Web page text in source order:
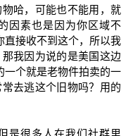
哈，可能也不能用，就
因素也是因为你区域不
直接收不到这个，所以我
我因为说的是美国这边
一个就是老物件拍卖的一
去逃这个旧物吗？用的
是很多人在我们社群里